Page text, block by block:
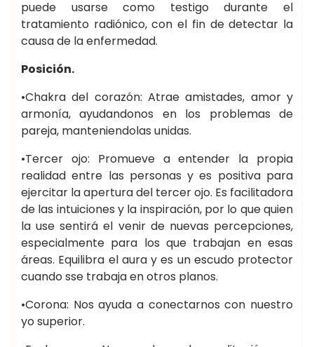
puede usarse como testigo durante el
tratamiento radiónico, con el fin de detectar la
causa de la enfermedad.
Posición.
•Chakra del corazón: Atrae amistades, amor y
armonía, ayudandonos en los problemas de
pareja, manteniendolas unidas.
•Tercer ojo: Promueve a entender la propia
realidad entre las personas y es positiva para
ejercitar la apertura del tercer ojo. Es facilitadora
de las intuiciones y la inspiración, por lo que quien
la use sentirá el venir de nuevas percepciones,
especialmente para los que trabajan en esas
áreas. Equilibra el aura y es un escudo protector
cuando sse trabaja en otros planos.
•Corona: Nos ayuda a conectarnos con nuestro
yo superior.